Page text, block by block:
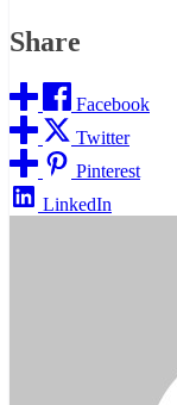
Share
Facebook
Twitter
Pinterest
LinkedIn